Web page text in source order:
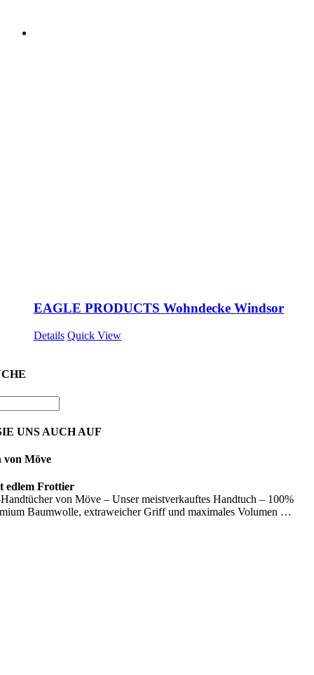
EAGLE PRODUCTS Wohndecke Windsor
Details Quick View
UNS AUCH AUF
von Möve
edlem Frottier
von Möve – Unser meistverkauftes Handtuch – 100%
Baumwolle, extraweicher Griff und maximales Volumen …